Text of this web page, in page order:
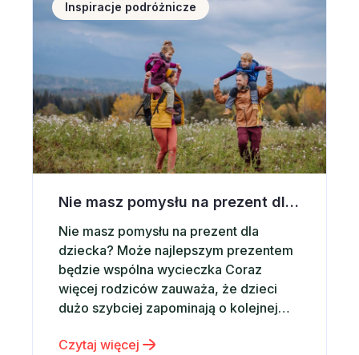
Polsce. Co ważne, Zakopane jest
miejscem, które sprawdza się…
Inspiracje podróżnicze
Nie masz pomysłu na prezent dla dziecka? Postaw na wspólną wycieczkę
Nie masz pomysłu na prezent dla
dziecka? Może najlepszym prezentem
będzie wspólna wycieczka Coraz
więcej rodziców zauważa, że dzieci
dużo szybciej zapominają o kolejnej
czasie. Właśnie dlatego zamiast
Czytaj więcej